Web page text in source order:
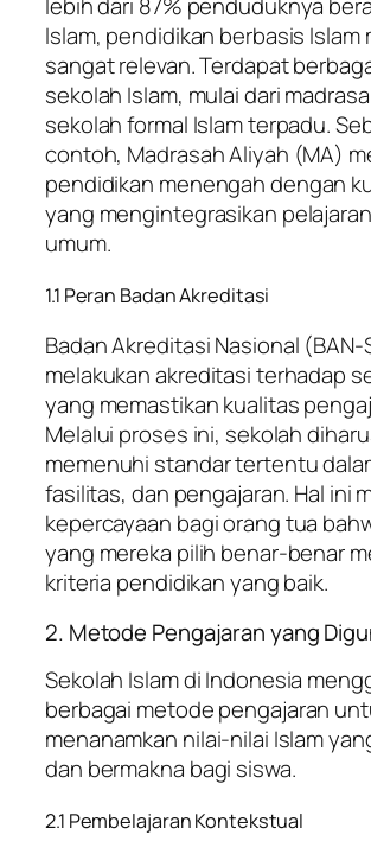
lebih dari 87% penduduknya
Islam, pendidikan berbasis Islam
sangat relevan. Terdapat
sekolah Islam, mulai dari
sekolah formal Islam terpadu.
contoh, Madrasah Aliyah (MA)
pendidikan menengah dengan
yang mengintegrasikan
umum.
1.1 Peran Badan Akreditasi
Badan Akreditasi Nasional (BAN-
melakukan akreditasi terhadap
yang memastikan kualitas
Melalui proses ini, sekolah
memenuhi standar tertentu
fasilitas, dan pengajaran. Hal ini
kepercayaan bagi orang tua
yang mereka pilih benar-benar
kriteria pendidikan yang baik.
2. Metode Pengajaran yang
Sekolah Islam di Indonesia
berbagai metode pengajaran
menanamkan nilai-nilai Islam
dan bermakna bagi siswa.
2.1 Pembelajaran Kontekstual